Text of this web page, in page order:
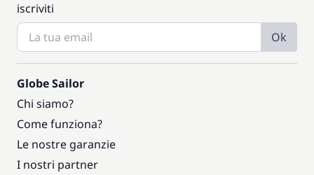
iscriviti
Ok
Globe Sailor
Chi siamo?
Come funziona?
Le nostre garanzie
I nostri partner